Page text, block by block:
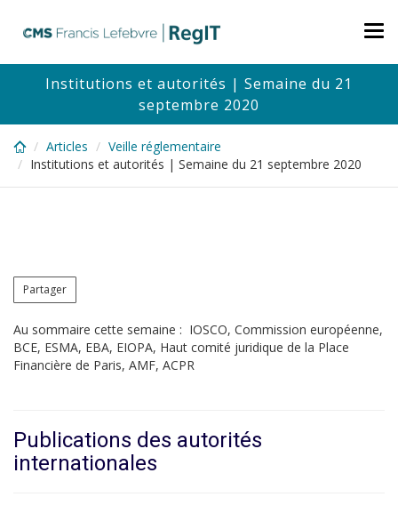
content
Institutions et autorités | Semaine du 21
septembre 2020
Articles
Veille réglementaire
Institutions et autorités | Semaine du 21 septembre 2020
Partager
Au sommaire cette semaine : IOSCO, Commission européenne,
BCE, ESMA, EBA, EIOPA, Haut comité juridique de la Place
Financière de Paris, AMF, ACPR
Publications des autorités
internationales